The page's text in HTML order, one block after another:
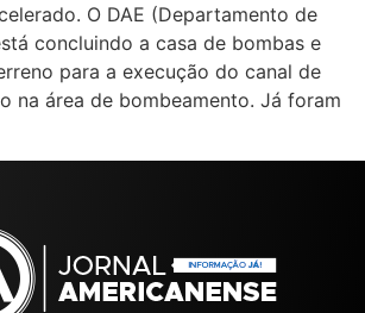
O DAE (Departamento de
concluindo a casa de bombas e
para a execução do canal de
na área de bombeamento. Já foram